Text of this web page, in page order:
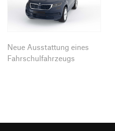
Neue Ausstattung eines
Fahrschulfahrzeugs